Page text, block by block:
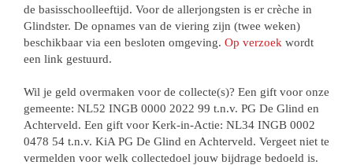
de basisschoolleeftijd. Voor de allerjongsten is er crèche in
Glindster. De opnames van de viering zijn (twee weken)
beschikbaar via een besloten omgeving. Op verzoek wordt
een link gestuurd.
Wil je geld overmaken voor de collecte(s)? Een gift voor onze
gemeente: NL52 INGB 0000 2022 99 t.n.v. PG De Glind en
Achterveld. Een gift voor Kerk-in-Actie: NL34 INGB 0002
0478 54 t.n.v. KiA PG De Glind en Achterveld. Vergeet niet te
vermelden voor welk collectedoel jouw bijdrage bedoeld is.